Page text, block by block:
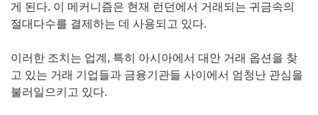
게 된다. 이 메커니즘은 현재 런던에서 거래되는 귀금속의
절대다수를 결제하는 데 사용되고 있다.
이러한 조치는 업계, 특히 아시아에서 대안 거래 옵션을 찾
고 있는 거래 기업들과 금융기관들 사이에서 엄청난 관심을
불러일으키고 있다.